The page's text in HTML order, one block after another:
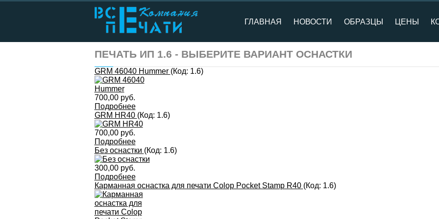
ГЛАВНАЯ НОВОСТИ ОБРАЗЦЫ ЦЕНЫ
ПЕЧАТЬ ИП 1.6 - ВЫБЕРИТЕ ВАРИАНТ ОСНАСТКИ
GRM 46040 Hummer (Код: 1.6)
700,00 руб.
Подробнее
GRM HR40 (Код: 1.6)
700,00 руб.
Подробнее
Без оснастки (Код: 1.6)
300,00 руб.
Подробнее
Карманная оснастка для печати Colop Pocket Stamp R40 (Код: 1.6)